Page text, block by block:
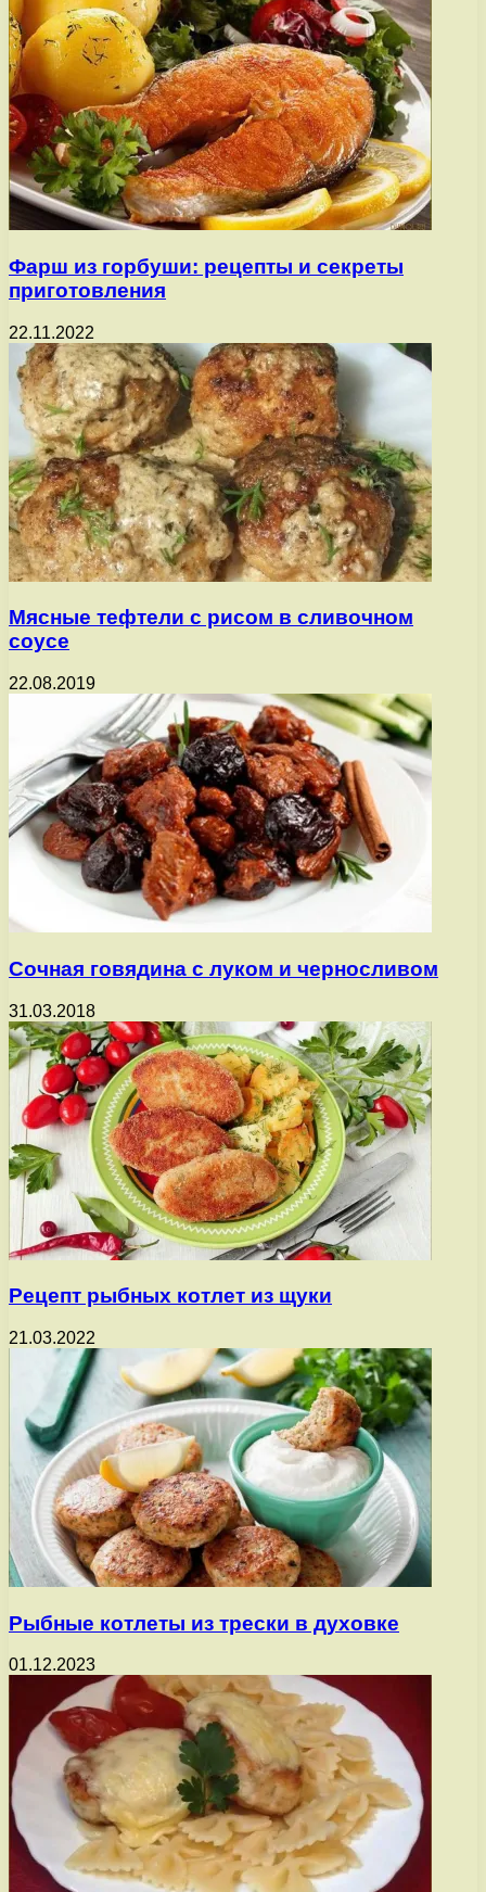
Фарш из горбуши: рецепты и секреты
приготовления
22.11.2022
Мясные тефтели с рисом в сливочном
соусе
22.08.2019
Сочная говядина с луком и черносливом
31.03.2018
Рецепт рыбных котлет из щуки
21.03.2022
Рыбные котлеты из трески в духовке
01.12.2023